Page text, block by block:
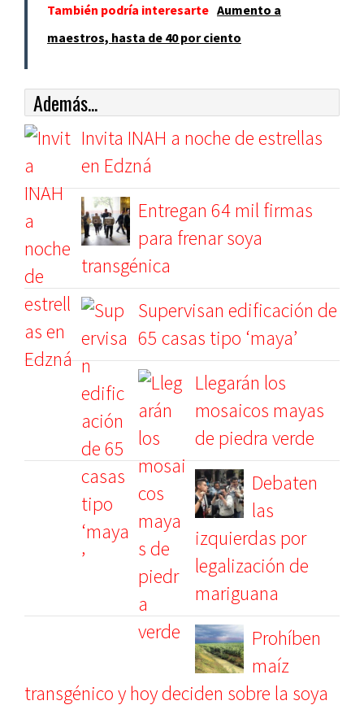
También podría interesarte Aumento a
maestros, hasta de 40 por ciento
Además...
Invita INAH a noche de estrellas
en Edzná
Entregan 64 mil firmas
para frenar soya
transgénica
Supervisan edificación de
65 casas tipo ‘maya’
Llegarán los
mosaicos mayas
de piedra verde
Debaten
las
izquierdas por
legalización de
mariguana
Prohíben
maíz
transgénico y hoy deciden sobre la soya